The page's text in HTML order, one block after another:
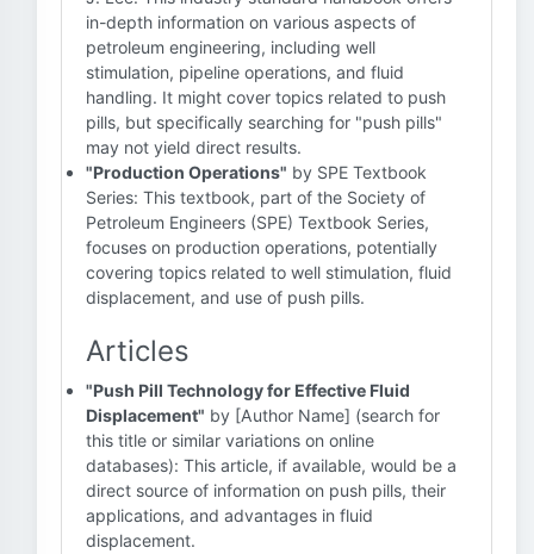
in-depth information on various aspects of
petroleum engineering, including well
stimulation, pipeline operations, and fluid
handling. It might cover topics related to push
pills, but specifically searching for "push pills"
may not yield direct results.
"Production Operations" by SPE Textbook
Series: This textbook, part of the Society of
Petroleum Engineers (SPE) Textbook Series,
focuses on production operations, potentially
covering topics related to well stimulation, fluid
displacement, and use of push pills.
Articles
"Push Pill Technology for Effective Fluid
Displacement" by [Author Name] (search for
this title or similar variations on online
databases): This article, if available, would be a
direct source of information on push pills, their
applications, and advantages in fluid
displacement.